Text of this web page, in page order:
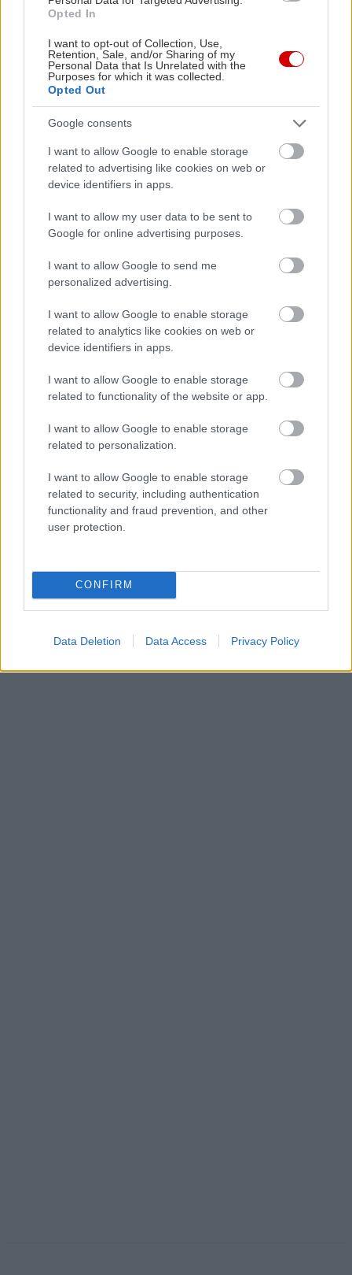
Opted In
I want to opt-out of Collection, Use,
Retention, Sale, and/or Sharing of my
Personal Data that Is Unrelated with the
Purposes for which it was collected.
Opted Out
Google consents
I want to allow Google to enable storage
related to advertising like cookies on web or
device identifiers in apps.
I want to allow my user data to be sent to
Google for online advertising purposes.
I want to allow Google to send me
personalized advertising.
I want to allow Google to enable storage
related to analytics like cookies on web or
device identifiers in apps.
I want to allow Google to enable storage
related to functionality of the website or app.
I want to allow Google to enable storage
related to personalization.
I want to allow Google to enable storage
related to security, including authentication
functionality and fraud prevention, and other
user protection.
CONFIRM
Data Deletion Data Access Privacy Policy
Γιορτινές προτάσεις διακοπών
Η Grecotel σας καλεί να ζήσετε ένα Πάσχα γεμάτο
αυθεντικές εμπειρίες, προσφέροντας εξαιρετικές
επιλογές διαμονής σε μοναδικά resorts, πλούσια
γαστρονομικά προγράμματα με παραδοσιακές και
δημιουργικές γεύσεις, ζωντανά γλέντια με
μουσική και χορό, καθώς και ειδικά προνόμια για
εσάς και την οικογένειά σας. Το πρόγραμμα
εμπλουτίζεται με ακόμη περισσότερες
δραστηριότητες για μικρούς και μεγάλους,
δημιουργώντας μια ολοκληρωμένη πασχαλινή
και πολιτισμό.
@grecotelresortsWhere traditions come
alive… This Easter, experience Greece the
Grecotel way — with timeless rituals,
✨#GrecotelEaster#GreekEaster
#TraditionMeetsLuxury